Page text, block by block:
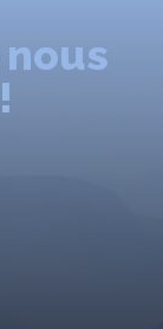
nous